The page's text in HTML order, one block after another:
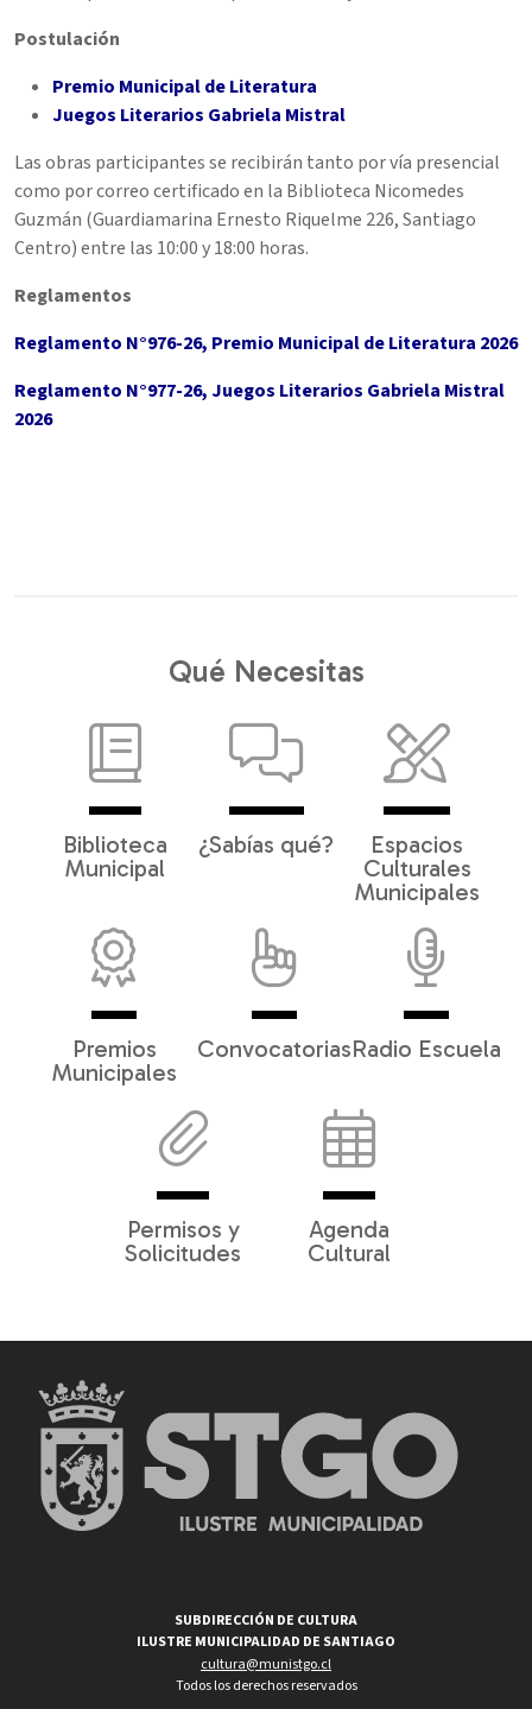
Postulación
Premio Municipal de Literatura
Juegos Literarios Gabriela Mistral
Las obras participantes se recibirán tanto por vía presencial
como por correo certificado en la Biblioteca Nicomedes
Guzmán (Guardiamarina Ernesto Riquelme 226, Santiago
Centro) entre las 10:00 y 18:00 horas.
Reglamentos
Reglamento N°976-26, Premio Municipal de Literatura 2026
Reglamento N°977-26, Juegos Literarios Gabriela Mistral
2026
Qué Necesitas
Biblioteca
Municipal
¿Sabías qué?
Espacios
Culturales
Municipales
Premios
Municipales
ConvocatoriasRadio Escuela
Permisos y
Solicitudes
Agenda
Cultural
SUBDIRECCIÓN DE CULTURA
ILUSTRE MUNICIPALIDAD DE SANTIAGO
cultura@munistgo.cl
Todos los derechos reservados